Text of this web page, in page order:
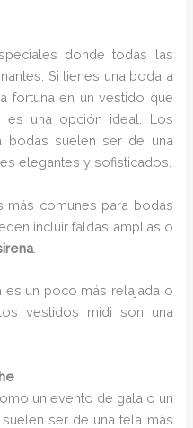
donde todas las
Si tienes una boda a
fortuna en un vestido que
es una opción ideal. Los
bodas suelen ser de una
elegantes y sofisticados.
más comunes para bodas
incluir faldas amplias o
.
es un poco más relajada o
vestidos midi son una
un evento de gala o un
ser de una tela más